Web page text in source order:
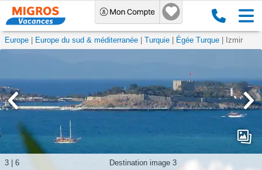
Europe Europe du sud & méditerranée Turquie Égée Turque Izmir
Destination image 3
3 6